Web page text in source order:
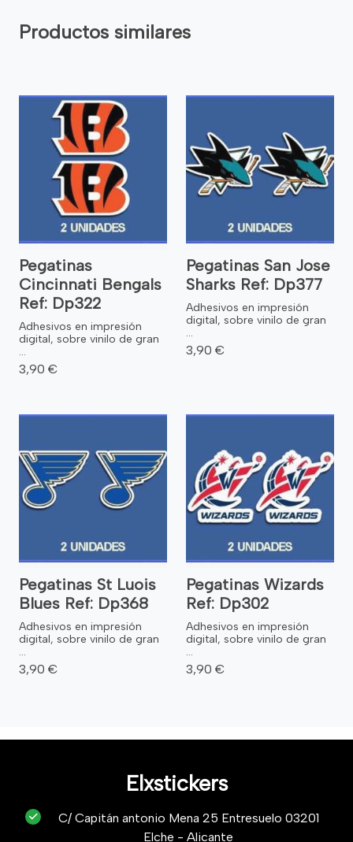
Productos similares
Pegatinas
Cincinnati Bengals
Ref: Dp322
Adhesivos en impresión
digital, sobre vinilo de gran
...
3,90 €
Pegatinas San Jose
Sharks Ref: Dp377
Adhesivos en impresión
digital, sobre vinilo de gran
...
3,90 €
Pegatinas St Luois
Blues Ref: Dp368
Adhesivos en impresión
digital, sobre vinilo de gran
...
3,90 €
Pegatinas Wizards
Ref: Dp302
Adhesivos en impresión
digital, sobre vinilo de gran
...
3,90 €
Elxstickers
C/ Capitán antonio Mena 25 Entresuelo 03201
Elche - Alicante